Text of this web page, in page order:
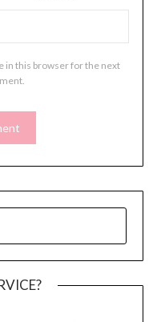
in this browser for the next